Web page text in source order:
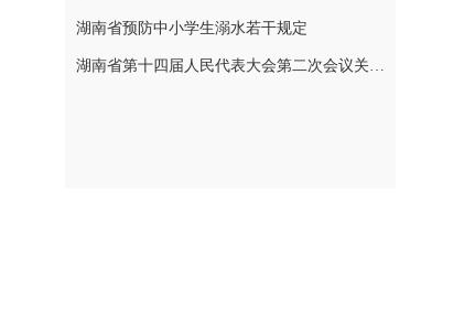
湖南省预防中小学生溺水若干规定
湖南省第十四届人民代表大会第二次会议关于湖南省人民代表大会常务委员会工作报告的决议